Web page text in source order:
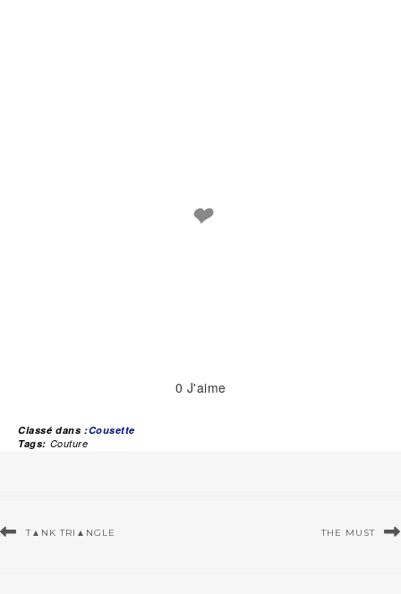
❤
0 J'aime
Classé dans :Cousette
Tags: Couture
T▲NK TRI▲NGLE THE MUST